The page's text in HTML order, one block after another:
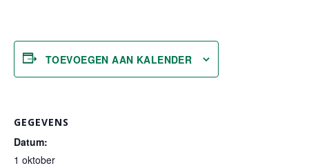
TOEVOEGEN AAN KALENDER
GEGEVENS
Datum:
1 oktober